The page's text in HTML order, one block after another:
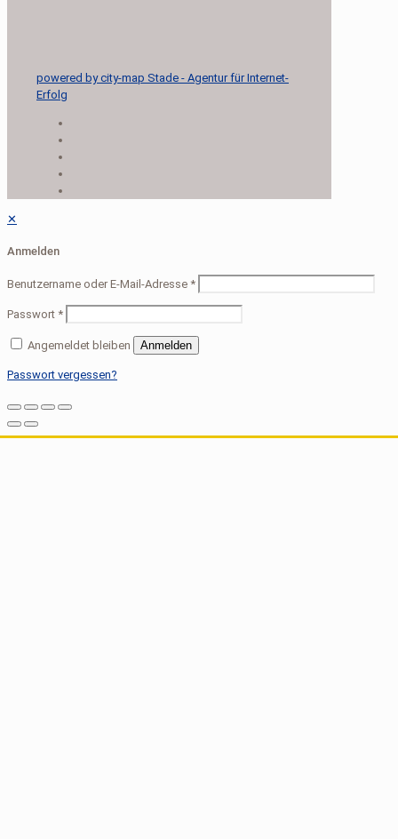
powered by city-map Stade - Agentur für Internet-
Erfolg
✕
Anmelden
Benutzername oder E-Mail-Adresse *
Passwort *
Angemeldet bleiben Anmelden
Passwort vergessen?